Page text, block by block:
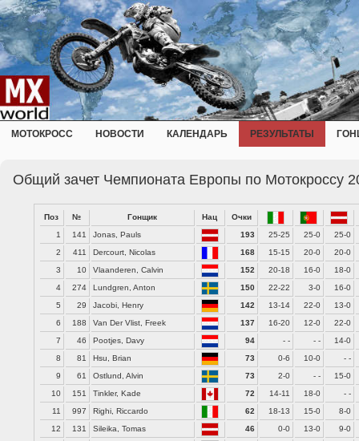
МОТОКРОСС НОВОСТИ КАЛЕНДАРЬ РЕЗУЛЬТАТЫ
Общий зачет Чемпионата Европы по Мотокроссу
Поз № Гонщик Нац
Очки
1
141 Jonas, Pauls 193 25-25 25-0
25-0
2
411 Dercourt, Nicolas 168 15-15 20-0
20-0
3
10 Vlaanderen, Calvin 152 20-18 16-0
18-0
4
274 Lundgren, Anton 150 22-22 3-0
16-0
5
29 Jacobi, Henry 142 13-14 22-0
13-0
6
188 Van Der Vlist, Freek 137 16-20 12-0
22-0
7
46 Pootjes, Davy 94 - - - -
14-0
8
81 Hsu, Brian 73 0-6 10-0
- -
9
61 Ostlund, Alvin 73 2-0 - -
15-0
10
151 Tinkler, Kade 72 14-11 18-0
- -
11
997 Righi, Riccardo 62 18-13 15-0
8-0
12
131 Sileika, Tomas 46 0-0 13-0
9-0